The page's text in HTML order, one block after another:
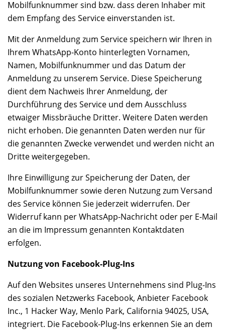
Mobilfunknummer sind bzw. dass deren Inhaber mit
dem Empfang des Service einverstanden ist.
Mit der Anmeldung zum Service speichern wir Ihren in
Ihrem WhatsApp-Konto hinterlegten Vornamen,
Namen, Mobilfunknummer und das Datum der
Anmeldung zu unserem Service. Diese Speicherung
dient dem Nachweis Ihrer Anmeldung, der
Durchführung des Service und dem Ausschluss
etwaiger Missbräuche Dritter. Weitere Daten werden
nicht erhoben. Die genannten Daten werden nur für
die genannten Zwecke verwendet und werden nicht an
Dritte weitergegeben.
Ihre Einwilligung zur Speicherung der Daten, der
Mobilfunknummer sowie deren Nutzung zum Versand
des Service können Sie jederzeit widerrufen. Der
Widerruf kann per WhatsApp-Nachricht oder per E-Mail
an die im Impressum genannten Kontaktdaten
erfolgen.
Nutzung von Facebook-Plug-Ins
Auf den Websites unseres Unternehmens sind Plug-Ins
des sozialen Netzwerks Facebook, Anbieter Facebook
Inc., 1 Hacker Way, Menlo Park, California 94025, USA,
integriert. Die Facebook-Plug-Ins erkennen Sie an dem